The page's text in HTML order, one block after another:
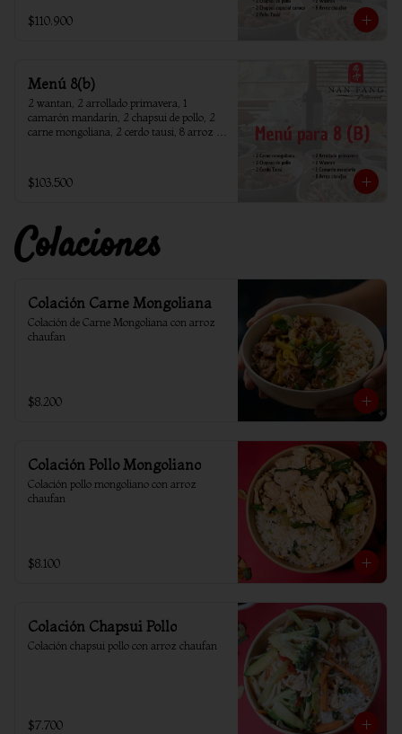
$110.900
Menú 8(b)
2 wantan, 2 arrollado primavera, 1
camarón mandarín, 2 chapsui de pollo, 2
carne mongoliana, 2 cerdo tausi, 8 arroz
$103.500
Colaciones
Colación Carne Mongoliana
Colación de Carne Mongoliana con arroz
chaufan
$8.200
Colación Pollo Mongoliano
Colación pollo mongoliano con arroz
chaufan
$8.100
Colación Chapsui Pollo
Colación chapsui pollo con arroz chaufan
$7.700